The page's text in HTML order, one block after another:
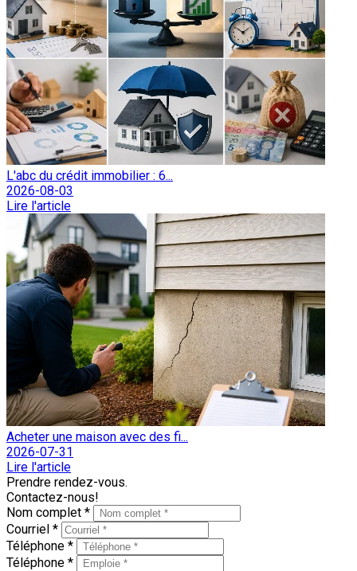
L'abc du crédit immobilier : 6...
2026-08-03
Lire l'article
Acheter une maison avec des fi...
2026-07-31
Lire l'article
Prendre rendez-vous.
Contactez-nous!
Nom complet *
Courriel *
Téléphone *
Téléphone *